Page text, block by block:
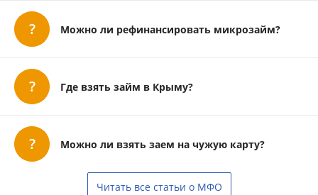
Можно ли рефинансировать микрозайм?
Где взять займ в Крыму?
Можно ли взять заем на чужую карту?
Читать все статьи о МФО